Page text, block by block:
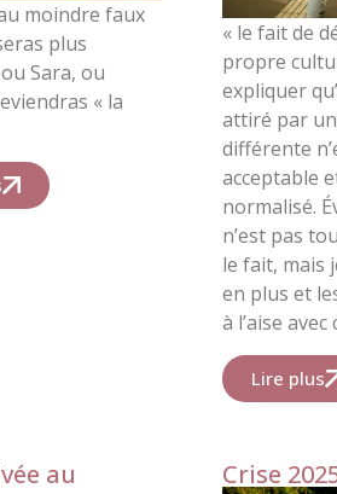
moindre faux
plus
Sara, ou
« la
« le fait de
propre
expliquer
attiré par
différente
acceptable
normalisé.
n’est pas
le fait, mais
en plus et
à l’aise
Lire plus
au Crise